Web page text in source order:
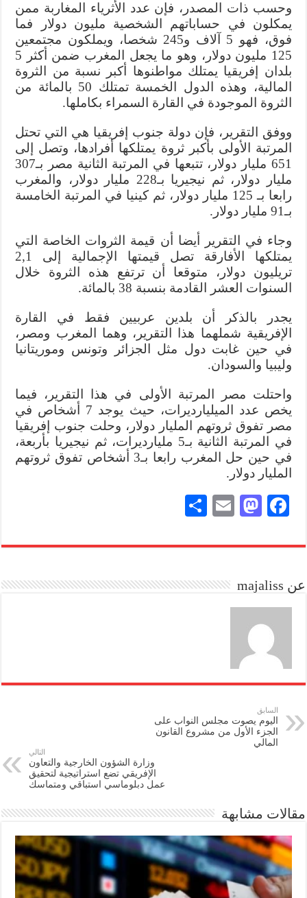
وحسب ذات المصدر، فإن عدد الأثرياء المغاربة ممن
يمكلون في حساباتهم الشخصية مليون دولار فما
فوق، فهو 5 آلاف و245 شخصا، ويملكون مجتمعين
125 مليون دولار، وهو ما يجعل المغرب ضمن أكثر 5
بلدان إفريقيا يمتلك مواطنوها أكبر نسبة من الثروة
المالية، وهذه الدول الخمسة تمتلك 50 بالمائة من
الثروة الموجودة في القارة السمراء بكاملها.
ووفق التقرير، فإن دولة جنوب إفريقيا هي التي تحتل
المرتبة الأولى بأكبر ثروة يمتلكها أفرادها، وتصل إلى
651 مليار دولار، تتبعها في المرتبة الثانية مصر بـ307
مليار دولار، ثم نيجيريا بـ228 مليار دولار، والمغرب
رابعا بـ 125 مليار دولار، ثم كينيا في المرتبة الخامسة
بـ91 مليار دولار.
وجاء في التقرير أيضا أن قيمة الثروات الخاصة التي
يمتلكها الأفارقة تصل قيمتها الإجمالية إلى 2,1
تريليون دولار، متوقعا أن ترتفع هذه الثروة خلال
السنوات العشر القادمة بنسبة 38 بالمائة.
يجدر بالذكر أن بلدين عربيين فقط في القارة
الإفريقية شملهما هذا التقرير، وهما المغرب ومصر،
في حين غابت دول مثل الجزائر وتونس وموريتانيا
وليبيا والسودان.
واحتلت مصر المرتبة الأولى في هذا التقرير، فيما
يخص عدد الميليارديرات، حيث يوجد 7 أشخاص في
مصر تفوق ثروتهم المليار دولار، وحلت جنوب إفريقيا
في المرتبة الثانية بـ5 مليارديرات، ثم نيجيريا بأربعة،
في حين حل المغرب رابعا بـ3 أشخاص تفوق ثروتهم
المليار دولار.
Fa
bo
M
to
n
E
ail
re
عن majaliss
السابق
اليوم يصوت مجلس النواب على
الجزء الأول من مشروع القانون
المالي
التالي
وزارة الشؤون الخارجية والتعاون
الإفريقي تضع استراتيجية لتحقيق
عمل دبلوماسي استباقي ومتماسك
مقالات مشابهة